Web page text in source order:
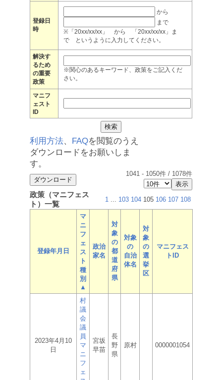
登録日
時
から
まで
※「20xx/xx/xx」 から 「20xx/xx/xx」ま
で というように入力してください。
解決す
るため
の重要
政策
※関心のあるキーワード、政策をご記入くだ
さい。
マニフ
ェスト
ID
利用方法、 FAQを閲覧のうえ
ダウンロードをお願いしま
す。
1041 - 1050件 / 1078件
政策（マニフェス
ト）一覧
1 ... 103 104 105 106 107 108
登録年月日
マ
ニ
フ
ェ
ス
ト
種
別
▲
政治
家名
対
象
の
都
道
府
県
対象
の
自治
体名
対
象
の
選
挙
区
マニフェス
トID
2023年4月10
日
村
議
会
議
員
マ
ニ
フ
ェ
宮坂
早苗
長
野
県
原村 0000001054